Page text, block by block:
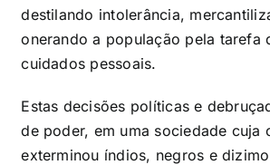
destilando intolerância,
onerando a população pela tarefa
cuidados pessoais.
Estas decisões políticas e
de poder, em uma sociedade cuja
exterminou índios, negros e